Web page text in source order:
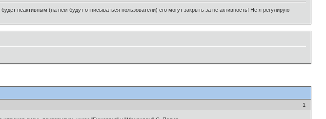
неактивным (на нем будут отписываться пользователи) его могут закрыть за не активность! Не я регулирую
1